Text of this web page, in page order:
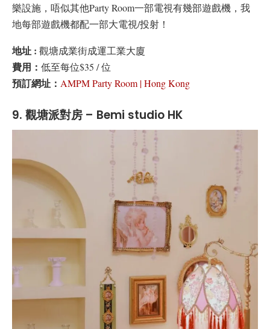
樂設施，唔似其他Party Room一部電視有幾部遊戲機，我
地每部遊戲機都配一部大電視/投射！
地址 : 觀塘成業街成運工業大廈
費用： 低至每位$35 / 位
預訂網址： AMPM Party Room | Hong Kong
9. 觀塘派對房 – Bemi studio HK